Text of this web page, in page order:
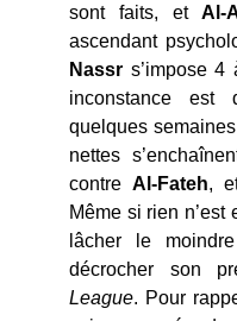
sont faits, etAl-
ascendant
Nassr s’impose
inconstance est
quelques
nettes
contreAl-Fateh,
Même si rien
lâcher le
décrocher son
League. Pour